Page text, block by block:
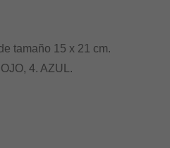
tamaño 15 x 21 cm.
4. AZUL.